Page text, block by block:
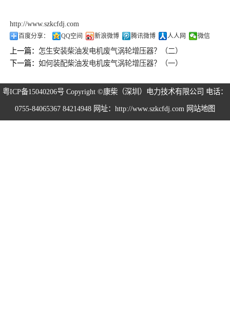
http://www.szkcfdj.com
百度分享： QQ空间 新浪微博 腾讯微博 人人网 微信
上一篇： 怎生安装柴油发电机废气涡轮增压器？（二）
下一篇：如何装配柴油发电机废气涡轮增压器？（一）
粤ICP备15040206号 Copyright ©康柴（深圳）电力技术有限公司 电话：
0755-84065367 84214948 网址：http://www.szkcfdj.com 网站地图
发电机租赁
CPG原厂整机